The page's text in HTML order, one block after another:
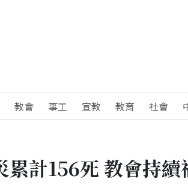
教會 事工 宣教 教育 社會
累計156死 教會持